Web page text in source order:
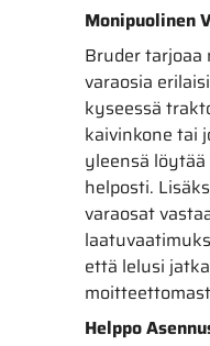
Monipuolinen
Bruder tarjoaa
varaosia
kyseessä
kaivinkone tai
yleensä
helposti.
varaosat
että lelusi
Helppo